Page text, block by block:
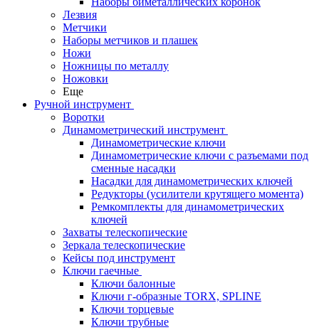
Лезвия
Метчики
Наборы метчиков и плашек
Ножи
Ножницы по металлу
Ножовки
Еще
Ручной инструмент
Воротки
Динамометрический инструмент
Динамометрические ключи
Динамометрические ключи с разъемами под
сменные насадки
Насадки для динамометрических ключей
Редукторы (усилители крутящего момента)
Ремкомплекты для динамометрических
ключей
Захваты телескопические
Зеркала телескопические
Кейсы под инструмент
Ключи гаечные
Ключи балонные
Ключи г-образные TORX, SPLINE
Ключи торцевые
Ключи трубные